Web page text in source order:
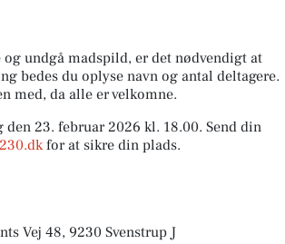
undgå madspild, er det nødvendigt at
bedes du oplyse navn og antal deltagere.
med, da alle er velkomne.
23. februar 2026 kl. 18.00. Send din
for at sikre din plads.
Vej 48, 9230 Svenstrup J